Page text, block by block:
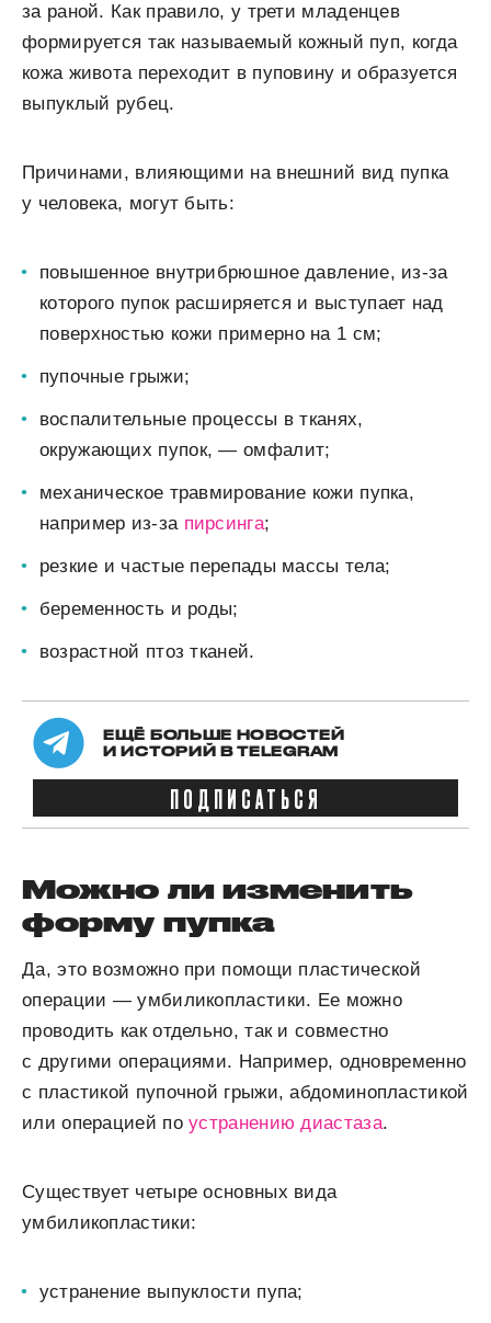
за раной. Как правило, у трети младенцев
формируется так называемый кожный пуп, когда
кожа живота переходит в пуповину и образуется
выпуклый рубец.
Причинами, влияющими на внешний вид пупка
у человека, могут быть:
повышенное внутрибрюшное давление, из-за
которого пупок расширяется и выступает над
поверхностью кожи примерно на 1 см;
пупочные грыжи;
воспалительные процессы в тканях,
окружающих пупок, ― омфалит;
механическое травмирование кожи пупка,
например из-за пирсинга;
резкие и частые перепады массы тела;
беременность и роды;
возрастной птоз тканей.
ЕЩЁ БОЛЬШЕ НОВОСТЕЙ
И ИСТОРИЙ В TELEGRAM
ПОДПИСАТЬСЯ
Можно ли изменить
форму пупка
Да, это возможно при помощи пластической
операции ― умбиликопластики. Ее можно
проводить как отдельно, так и совместно
с другими операциями. Например, одновременно
с пластикой пупочной грыжи, абдоминопластикой
или операцией поустранению диастаза.
Существует четыре основных вида
умбиликопластики:
устранение выпуклости пупа;